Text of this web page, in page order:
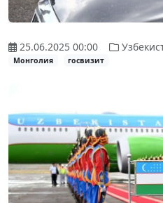
25.06.2025 00:00
Монголия
госвизит